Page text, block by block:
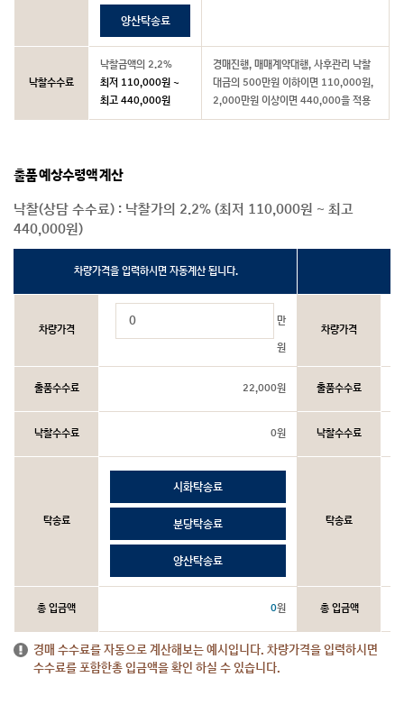
양산탁송료
낙찰수수료
낙찰금액의 2.2%
최저 110,000원 ~
최고 440,000원
경매진행, 매매계약대행, 사후관리 낙찰
대금의 500만원 이하이면 110,000원,
2,000만원 이상이면 440,000을 적용
출품 예상수령액 계산
낙찰(상담 수수료) : 낙찰가의 2.2% (최저 110,000원 ~ 최고
440,000원)
차량가격을 입력하시면 자동계산 됩니다.
차량가격
만
원
차량가격
출품수수료 22,000원 출품수수료
낙찰수수료 0원 낙찰수수료
탁송료
시화탁송료
분당탁송료
양산탁송료
탁송료
총 입금액 0원 총 입금액
경매 수수료를 자동으로 계산해보는 예시입니다. 차량가격을 입력하시면
수수료를 포함한총 입금액을 확인 하실 수 있습니다.